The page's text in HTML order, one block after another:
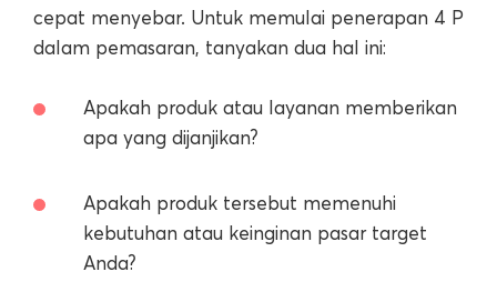
cepat menyebar. Untuk memulai penerapan 4 P
dalam pemasaran, tanyakan dua hal ini:
Apakah produk atau layanan memberikan
apa yang dijanjikan?
Apakah produk tersebut memenuhi
kebutuhan atau keinginan pasar target
Anda?